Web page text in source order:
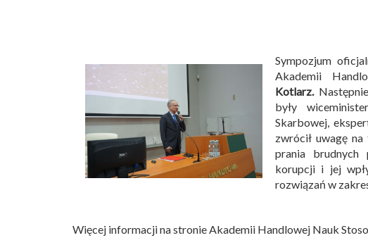
Sympozjum
Akademii
Kotlarz.Następnie
były
Skarbowej,
zwrócił uwagę
prania brudnych
korupcji i jej
rozwiązań w
Więcej informacji na stronie Akademii Handlowej Nauk